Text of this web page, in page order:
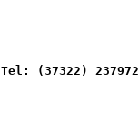
Tel: (37322) 237972